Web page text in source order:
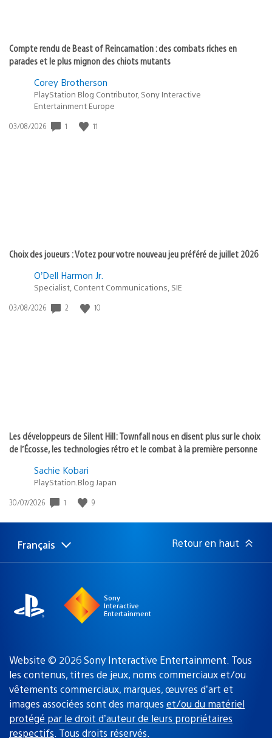
Compte rendu de Beast of Reincarnation : des combats riches en
parades et le plus mignon des chiots mutants
Corey Brotherson
PlayStation Blog Contributor, Sony Interactive
Entertainment Europe
Date
03/08/2026 1 11
Choix des joueurs : Votez pour votre nouveau jeu préféré de juillet 2026
O’Dell Harmon Jr.
Specialist, Content Communications, SIE
Date
03/08/2026 2 10
Les développeurs de Silent Hill: Townfall nous en disent plus sur le choix
de l’Écosse, les technologies rétro et le combat à la première personne
Sachie Kobari
PlayStation.Blog Japan
Date
publication
30/07/2026 1 9
Choisir
Région
Français Retour en haut
Sony
Interactive
Entertainment
Website © 2026 Sony Interactive Entertainment. Tous
les contenus, titres de jeux, noms commerciaux et/ou
vêtements commerciaux, marques, œuvres d’art et
images associées sont des marques et/ou du matériel
protégé par le droit d’auteur de leurs propriétaires
respectifs. Tous droits réservés.